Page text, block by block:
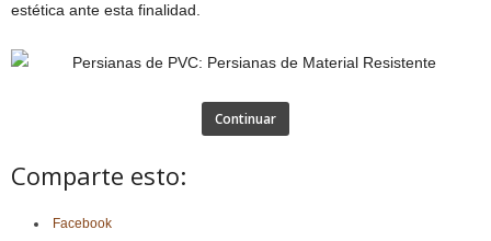
estética ante esta finalidad.
Continuar
Comparte esto:
Facebook